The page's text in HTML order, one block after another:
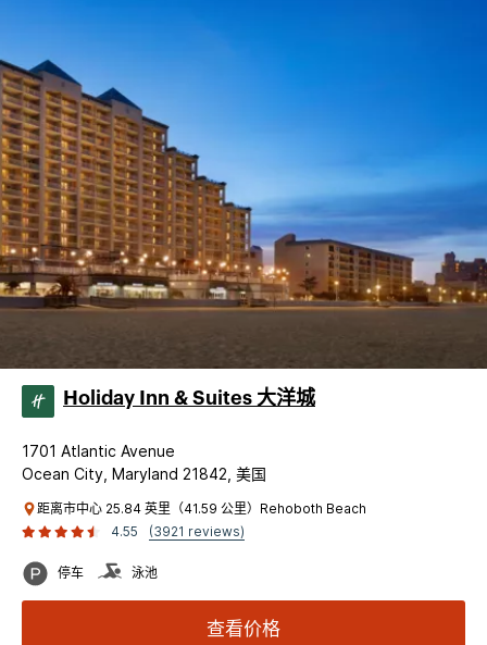
Holiday Inn & Suites 大洋城
1701 Atlantic Avenue
Ocean City, Maryland 21842, 美国
距离市中心 25.84 英里（41.59 公里）Rehoboth Beach
4.55
(3921 reviews)
停车 泳池
查看价格